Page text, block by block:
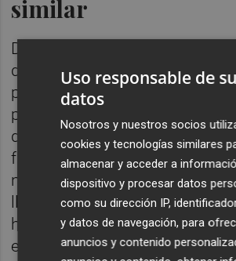
similar
De esta manera, el míster
decidido realizar la última
preparatoria en Castalia y así la
programado. Será a puerta
dar pistas al contrario y
futbolistas puedan entrar en
nuevo césped, especialmente
llegados, y que sientan lo que
horas más tarde cuando el
encuentre repleto de
Uso responsable de
datos
Nosotros y nuestros socios
cookies y tecnologías similares
almacenar y acceder a
dispositivo y procesar datos
como su dirección IP,
y datos de navegación, para
anuncios y contenido